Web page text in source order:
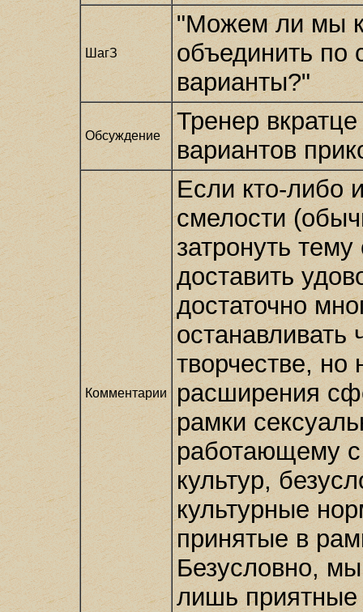
ШагЗ
"Можем ли мы
объединить по
варианты?"
Обсуждение
Тренер
вариантов
Комментарии
Если кто-либо
смелости
затронуть
доставить
достаточно
останавливать
творчестве, но
расширения
рамки
работающему с
культур,
культурные
принятые в
Безусловно,
лишь приятные